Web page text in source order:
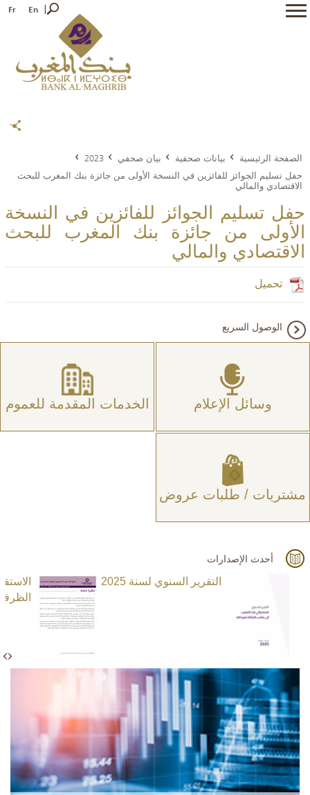
Fr En
الصفحة الرئيسية بيانات صحفية بيان صحفي
2023
حفل تسليم الجوائز للفائزين في النسخة الأولى من جائزة بنك المغرب للبحث
الاقتصادي والمالي
حفل تسليم الجوائز للفائزين في النسخة
الأولى من جائزة بنك المغرب للبحث
الاقتصادي والمالي
تحميل
الوصول السريع
وسائل الإعلام الخدمات المقدمة للعموم
مشتريات / طلبات عروض
أحدث الإصدارات
التقرير السنوي لسنة 2025